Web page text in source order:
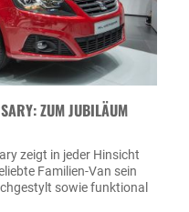
ZUM JUBILÄUM
zeigt in jeder Hinsicht
Familien-Van sein
sowie funktional